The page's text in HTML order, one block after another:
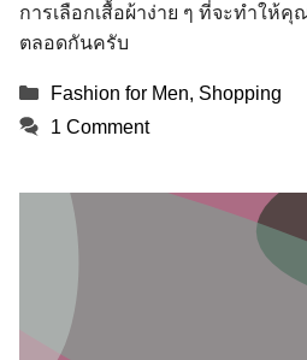
การเลือกเสื้อผ้าง่าย ๆ ที่จะทำให้
ตลอดกันครับ
Categories
Fashion for Men, Shopping
1 Comment